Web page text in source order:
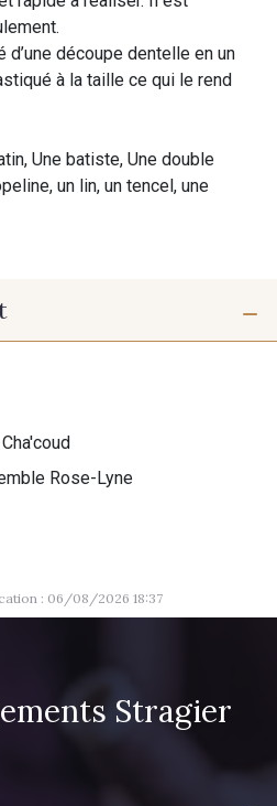
découpe dentelle en un
à la taille ce qui le rend
Une batiste, Une double
un lin, un tencel, une
Rose-Lyne
: 06/08/2026 18:37
Stragier